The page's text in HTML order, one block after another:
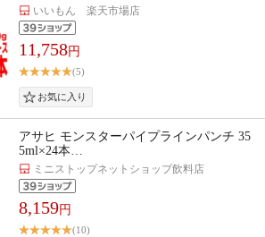
いいもん 楽天市場店
11,758円
(5)
アサヒ モンスターパイプラインパンチ 35
5ml×24本…
ミニストップネットショップ飲料店
8,159円
(10)